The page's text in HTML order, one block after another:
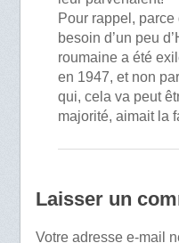
Pour rappel, parce
besoin d’un peu
roumaine a été
en 1947, et non
qui, cela va peut
majorité, aimait la
Laisser un
Votre adresse e-mail